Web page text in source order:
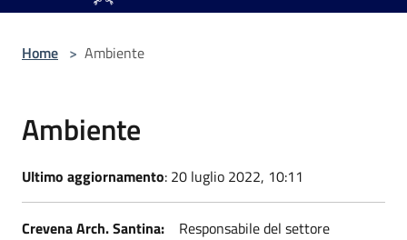
Home > Ambiente
Ambiente
Ultimo aggiornamento: 20 luglio 2022, 10:11
Crevena Arch. Santina: Responsabile del settore